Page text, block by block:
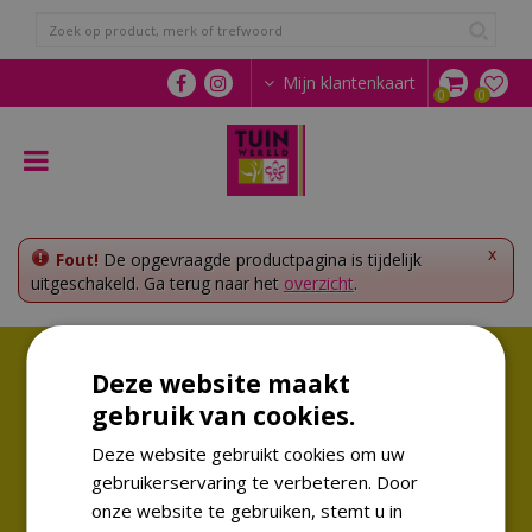
n
a
Mijn klantenkaart
x
Fout! De opgevraagde productpagina is tijdelijk
uitgeschakeld. Ga terug naar het overzicht.
Volg ons!
Altijd op de hoogte van de laatste trends
Deze website maakt
gebruik van cookies.
Deze website gebruikt cookies om uw
gebruikerservaring te verbeteren. Door
onze website te gebruiken, stemt u in